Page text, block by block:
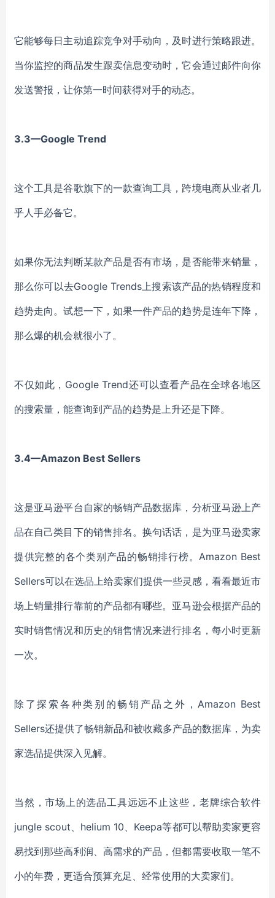
它能够每日主动追踪竞争对手动向，及时进行策略跟进。
当你监控的商品发生跟卖信息变动时，它会通过邮件向你
发送警报，让你第一时间获得对手的动态。
3.3—Google Trend
这个工具是谷歌旗下的一款查询工具，跨境电商从业者几
乎人手必备它。
如果你无法判断某款产品是否有市场，是否能带来销量，
那么你可以去Google Trends上搜索该产品的热销程度和
趋势走向。试想一下，如果一件产品的趋势是连年下降，
那么爆的机会就很小了。
不仅如此， Google Trend还可以查看产品在全球各地区
的搜索量，能查询到产品的趋势是上升还是下降。
3.4—Amazon Best Sellers
这是亚马逊平台自家的畅销产品数据库，分析亚马逊上产
品在自己类目下的销售排名。换句话话，是为亚马逊卖家
提供完整的各个类别产品的畅销排行榜。Amazon Best
Sellers可以在选品上给卖家们提供一些灵感，看看最近市
场上销量排行靠前的产品都有哪些。亚马逊会根据产品的
实时销售情况和历史的销售情况来进行排名，每小时更新
一次。
除了探索各种类别的畅销产品之外，Amazon Best
Sellers还提供了畅销新品和被收藏多产品的数据库，为卖
家选品提供深入见解。
当然，市场上的选品工具远远不止这些，老牌综合软件
jungle scout、helium 10、Keepa等都可以帮助卖家更容
易找到那些高利润、高需求的产品，但都需要收取一笔不
小的年费，更适合预算充足、经常使用的大卖家们。